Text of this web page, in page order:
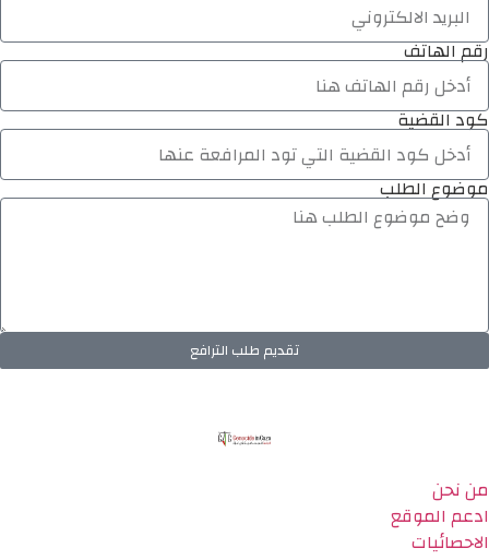
رقم الهاتف
كود القضية
موضوع الطلب
تقديم طلب الترافع
من نحن
ادعم الموقع
الاحصائيات